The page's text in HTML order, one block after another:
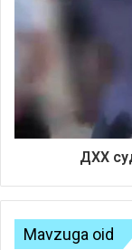
ДХХ
Mavzuga oid